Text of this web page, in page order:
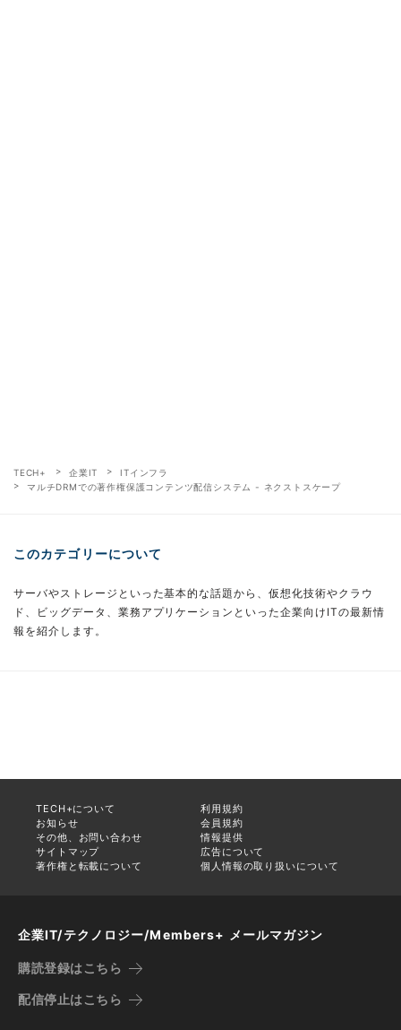
TECH+ 企業IT
ITインフラ
マルチDRMでの著作権保護コンテンツ配信システム - ネクストスケープ
このカテゴリーについて
サーバやストレージといった基本的な話題から、仮想化技術やクラウ
ド、ビッグデータ、業務アプリケーションといった企業向けITの最新情
報を紹介します。
TECH+について
利用規約
お知らせ
会員規約
その他、お問い合わせ
情報提供
サイトマップ
広告について
著作権と転載について
個人情報の取り扱いについて
企業IT/テクノロジー/Members+ メールマガジン
購読登録はこちら
配信停止はこちら